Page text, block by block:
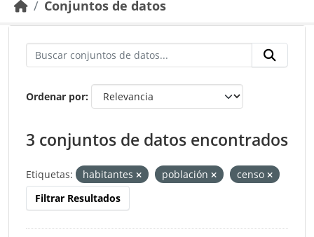
Conjuntos de datos
Ordenar por
3 conjuntos de datos encontrados
Etiquetas: habitantes población
censo
Filtrar Resultados